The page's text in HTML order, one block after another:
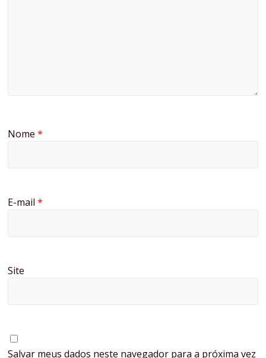
Nome*
E-mail*
Site
Salvar meus dados neste navegador para a próxima vez